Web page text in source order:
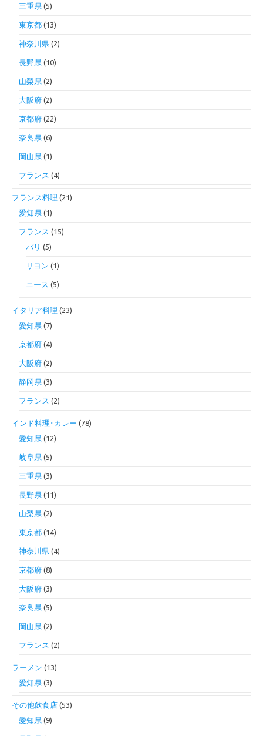
三重県 (5)
東京都 (13)
神奈川県 (2)
長野県 (10)
山梨県 (2)
大阪府 (2)
京都府 (22)
奈良県 (6)
岡山県 (1)
フランス (4)
フランス料理 (21)
愛知県 (1)
フランス (15)
パリ (5)
リヨン (1)
ニース (5)
イタリア料理 (23)
愛知県 (7)
京都府 (4)
大阪府 (2)
静岡県 (3)
フランス (2)
インド料理･カレー (78)
愛知県 (12)
岐阜県 (5)
三重県 (3)
長野県 (11)
山梨県 (2)
東京都 (14)
神奈川県 (4)
京都府 (8)
大阪府 (3)
奈良県 (5)
岡山県 (2)
フランス (2)
ラーメン (13)
愛知県 (3)
その他飲食店 (53)
愛知県 (9)